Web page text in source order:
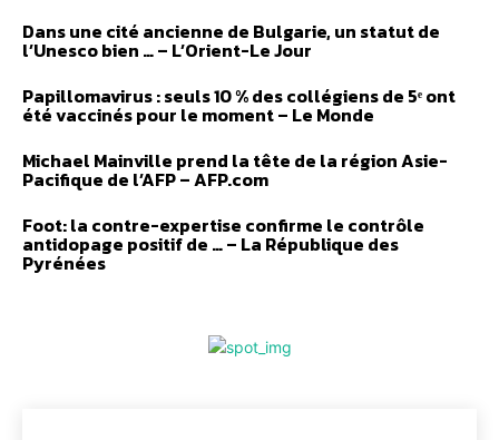
Dans une cité ancienne de Bulgarie, un statut de
l’Unesco bien … – L’Orient-Le Jour
Papillomavirus : seuls 10 % des collégiens de 5ᵉ ont
été vaccinés pour le moment – Le Monde
Michael Mainville prend la tête de la région Asie-
Pacifique de l’AFP – AFP.com
Foot: la contre-expertise confirme le contrôle
antidopage positif de … – La République des
Pyrénées